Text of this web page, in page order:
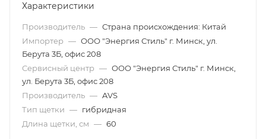
Характеристики
Производитель — Страна происхождения: Китай
Импортер — ООО "Энергия Стиль" г. Минск, ул.
Берута 3Б, офис 208
Сервисный центр — ООО "Энергия Стиль" г. Минск,
ул. Берута 3Б, офис 208
Производитель — AVS
Тип щетки — гибридная
Длина щетки, см — 60